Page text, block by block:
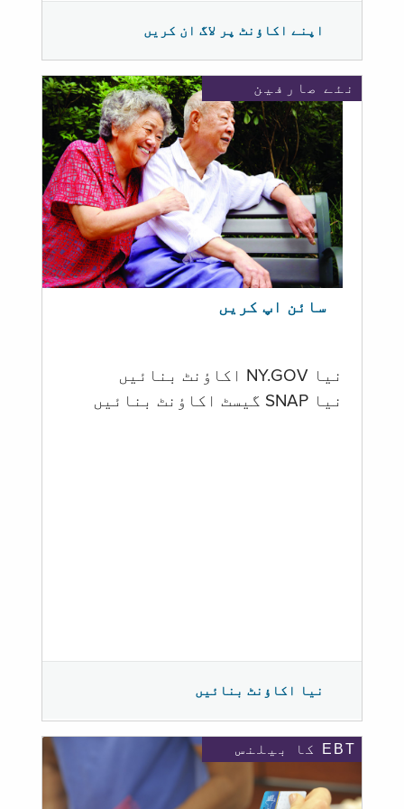
اپنے اکاؤنٹ پر لاگ ان کریں
نئے صارفین
سائن اپ کریں
نیا NY.GOV اکاؤنٹ بنائیں
نیا SNAP گیسٹ اکاؤنٹ بنائیں
نیا اکاؤنٹ بنائیں
EBT کا بیلنس